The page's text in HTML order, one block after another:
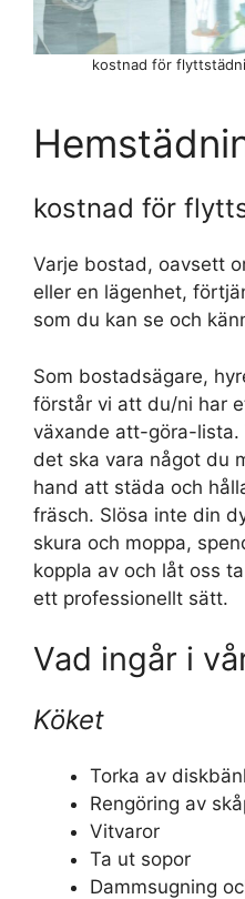
kostnad för
kostnad för
Varje bostad, oavsett
eller en lägenhet,
som du kan se och
Som bostadsägare,
förstår vi att du/ni har
växande att-göra-
det ska vara något du
hand att städa och
fräsch. Slösa inte din
skura och moppa,
koppla av och låt oss
ett professionellt sätt.
Vad ingår i
Köket
Torka av
Rengöring av
Vitvaror
Ta ut sopor
Dammsugning